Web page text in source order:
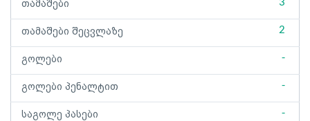
თამაშები 3
თამაშები შეცვლაზე 2
გოლები -
გოლები პენალტით -
საგოლე პასები -